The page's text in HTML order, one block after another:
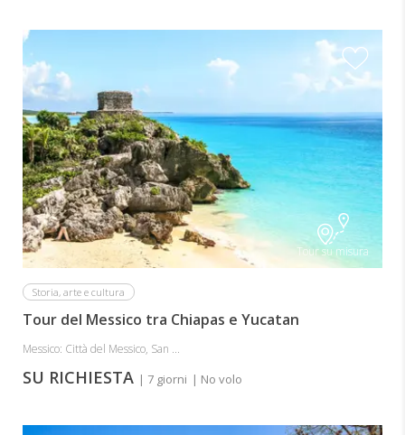
Tour su misura
Storia, arte e cultura
Tour del Messico tra Chiapas e Yucatan
Messico: Città del Messico, San ...
SU RICHIESTA | 7 giorni | No volo